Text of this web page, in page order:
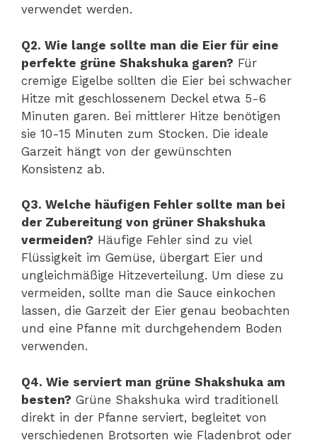
verwendet werden.
Q2. Wie lange sollte man die Eier für eine
perfekte grüne Shakshuka garen? Für
cremige Eigelbe sollten die Eier bei schwacher
Hitze mit geschlossenem Deckel etwa 5-6
Minuten garen. Bei mittlerer Hitze benötigen
sie 10-15 Minuten zum Stocken. Die ideale
Garzeit hängt von der gewünschten
Konsistenz ab.
Q3. Welche häufigen Fehler sollte man bei
der Zubereitung von grüner Shakshuka
vermeiden? Häufige Fehler sind zu viel
Flüssigkeit im Gemüse, übergart Eier und
ungleichmäßige Hitzeverteilung. Um diese zu
vermeiden, sollte man die Sauce einkochen
lassen, die Garzeit der Eier genau beobachten
und eine Pfanne mit durchgehendem Boden
verwenden.
Q4. Wie serviert man grüne Shakshuka am
besten? Grüne Shakshuka wird traditionell
direkt in der Pfanne serviert, begleitet von
verschiedenen Brotsorten wie Fladenbrot oder